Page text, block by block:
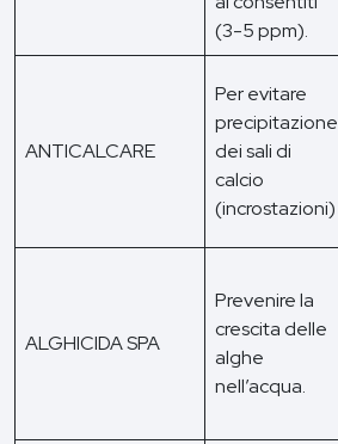
(3-5 ppm).
ANTICALCARE
Per evitare
precipitazione
dei sali di
calcio
(incrostazioni)
ALGHICIDA SPA
Prevenire la
crescita delle
alghe
nell’acqua.